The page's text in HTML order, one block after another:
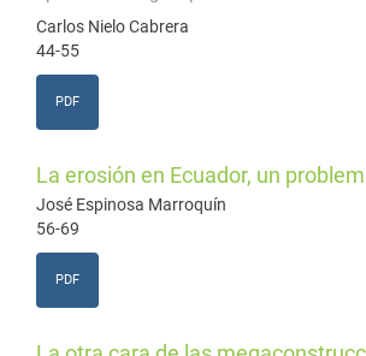
Carlos Nielo Cabrera
44-55
PDF
La erosión en Ecuador, un
José Espinosa Marroquín
56-69
PDF